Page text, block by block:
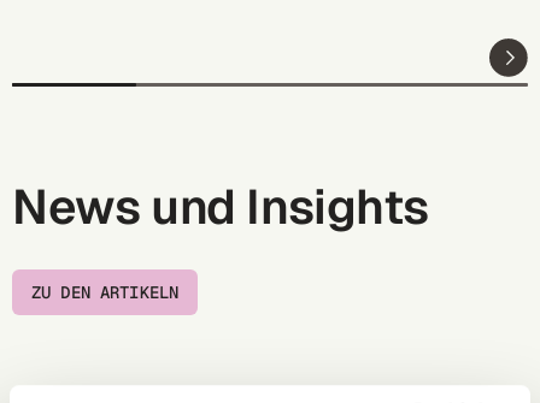
News und Insights
ZU DEN ARTIKELN